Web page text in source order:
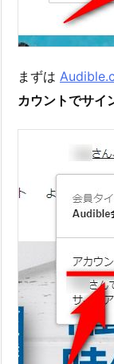
まずは
カウントでサイ